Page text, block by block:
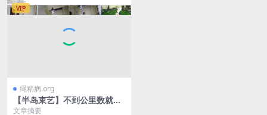
VIP
绳精病.org
【半岛束艺】不到公里数就出
磨合期的新人川花
文章摘要